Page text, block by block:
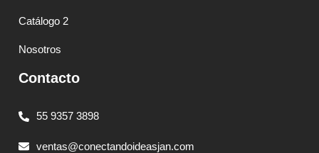
Catálogo 2
Nosotros
Contacto
55 9357 3898
ventas@conectandoideasjan.com